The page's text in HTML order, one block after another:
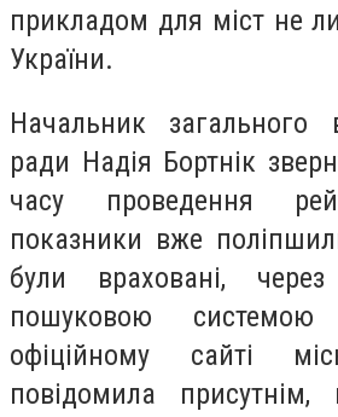
прикладом для міст не
України.
Начальник загального
ради Надія Бортнік
часу проведення
показники вже
були враховані,
пошуковою
офіційному сайті
повідомила